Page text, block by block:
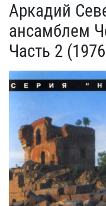
Аркадий
ансамблем
Часть 2